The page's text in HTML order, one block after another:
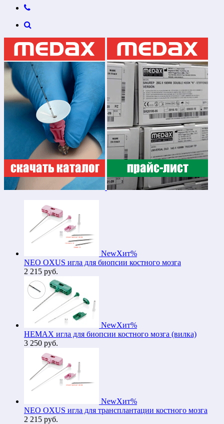
NewХит%
NEO OXUS игла для биопсии костного мозга
2 215 руб.
NewХит%
HEMAX игла для биопсии костного мозга (вилка)
3 250 руб.
NewХит%
NEO OXUS игла для трансплантации костного мозга
2 215 руб.